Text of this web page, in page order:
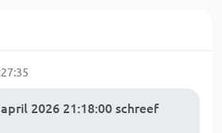
2026 21:18:00 schreef